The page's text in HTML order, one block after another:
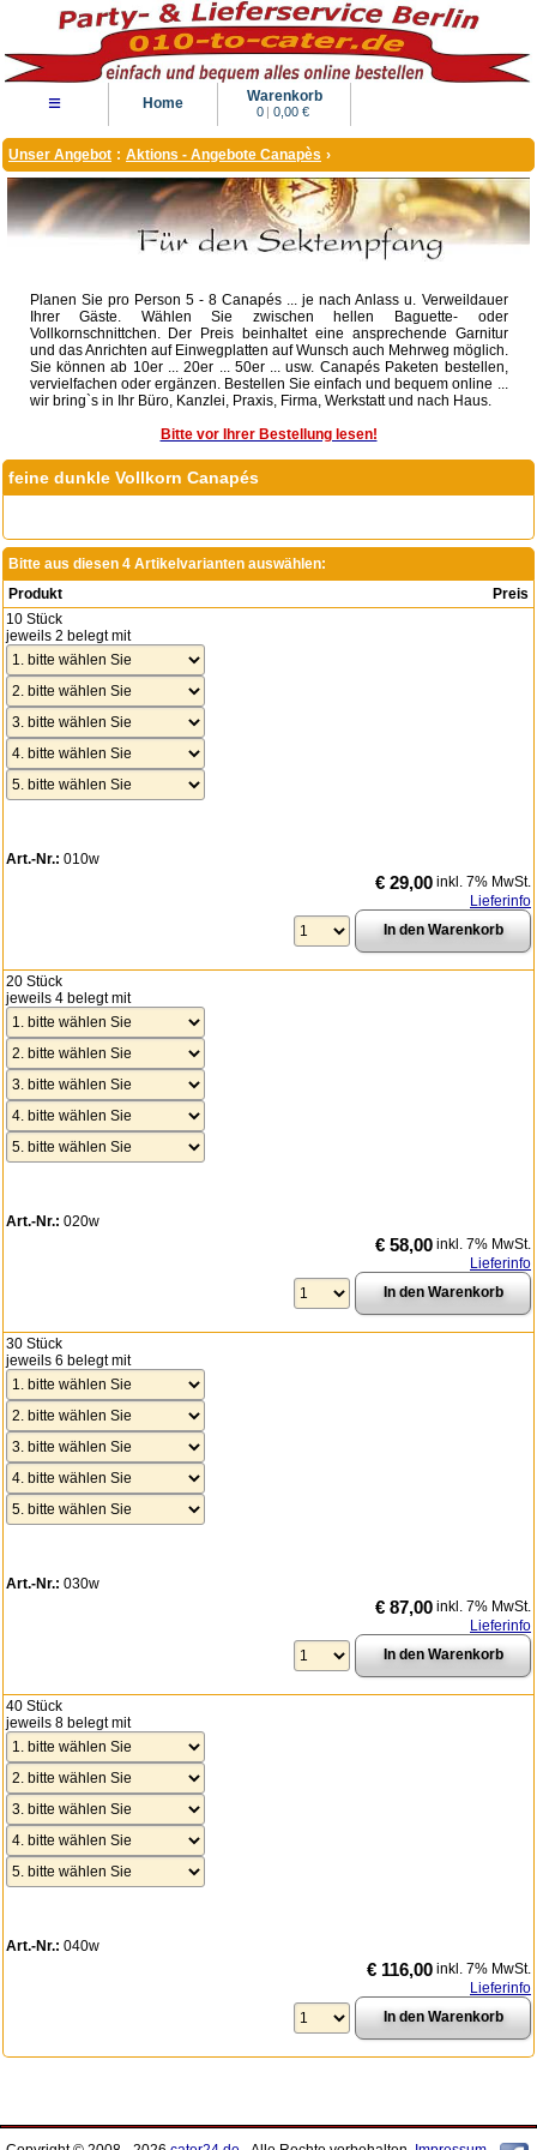
≡ Home Warenkorb
0 | 0,00 €
Unser Angebot : Aktions - Angebote Canapès ›
Planen Sie pro Person 5 - 8 Canapés ... je nach Anlass u. Verweildauer
Ihrer Gäste. Wählen Sie zwischen hellen Baguette- oder
Vollkornschnittchen. Der Preis beinhaltet eine ansprechende Garnitur
und das Anrichten auf Einwegplatten auf Wunsch auch Mehrweg möglich.
Sie können ab 10er ... 20er ... 50er ... usw. Canapés Paketen bestellen,
vervielfachen oder ergänzen. Bestellen Sie einfach und bequem online ...
wir bring`s in Ihr Büro, Kanzlei, Praxis, Firma, Werkstatt und nach Haus.
Bitte vor Ihrer Bestellung lesen!
feine dunkle Vollkorn Canapés
Bitte aus diesen 4 Artikelvarianten auswählen:
Produkt
Preis
10 Stück
jeweils 2 belegt mit
Art.-Nr.: 010w
€ 29,00 inkl. 7% MwSt.
Lieferinfo
20 Stück
jeweils 4 belegt mit
Art.-Nr.: 020w
€ 58,00 inkl. 7% MwSt.
Lieferinfo
30 Stück
jeweils 6 belegt mit
Art.-Nr.: 030w
€ 87,00 inkl. 7% MwSt.
Lieferinfo
40 Stück
jeweils 8 belegt mit
Art.-Nr.: 040w
€ 116,00 inkl. 7% MwSt.
Lieferinfo